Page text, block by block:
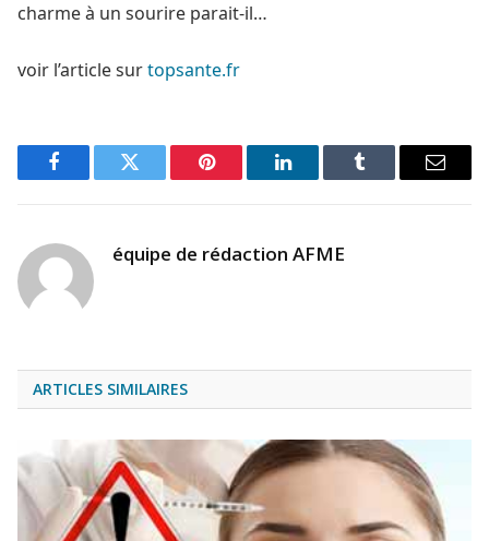
charme à un sourire parait-il…
voir l’article surtopsante.fr
FacebookTwitter Pinterest LinkedIn Tumblr Email
équipe de rédaction AFME
ARTICLES SIMILAIRES